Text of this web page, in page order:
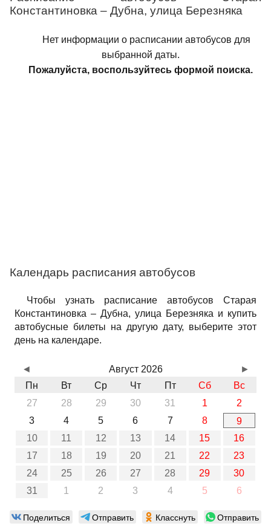
Константиновка – Дубна, улица Березняка
Нет информации о расписании автобусов для
выбранной даты.
Пожалуйста, воспользуйтесь формой поиска.
Календарь расписания автобусов
Чтобы узнать расписание автобусов Старая
Константиновка – Дубна, улица Березняка и купить
автобусные билеты на другую дату, выберите этот
день на календаре.
Август 2026
Пн
Вт Ср Чт Пт Сб
Вс
27
28 29 30 31 1
2
3
4 5 6 7 8
9
10
11 12 13 14 15
16
17
18 19 20 21 22
23
24
25 26 27 28 29
30
31
1 2 3 4 5 6
◄ ►
Поделиться Отправить Класснуть
Отправить